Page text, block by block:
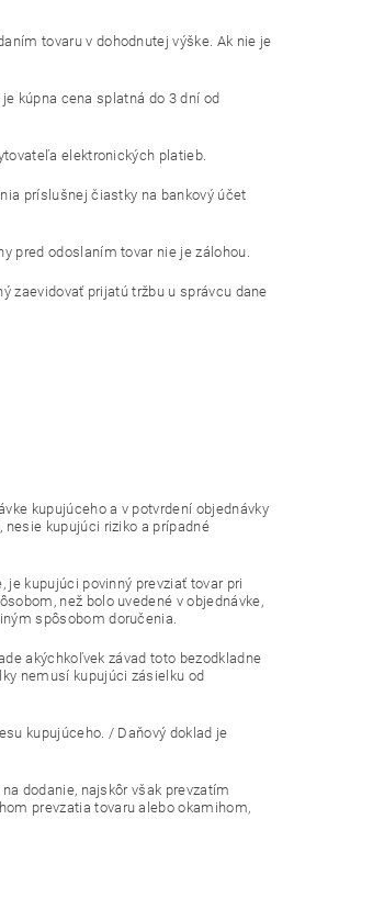
tovaru v dohodnutej výške. Ak nie je
kúpna cena splatná do 3 dní od
elektronických platieb.
príslušnej čiastky na bankový účet
pred odoslaním tovar nie je zálohou.
zaevidovať prijatú tržbu u správcu dane
kupujúceho a v potvrdení objednávky
nesie kupujúci riziko a prípadné
kupujúci povinný prevziať tovar pri
než bolo uvedené v objednávke,
spôsobom doručenia.
akýchkoľvek závad toto bezodkladne
nemusí kupujúci zásielku od
kupujúceho. / Daňový doklad je
dodanie, najskôr však prevzatím
prevzatia tovaru alebo okamihom,